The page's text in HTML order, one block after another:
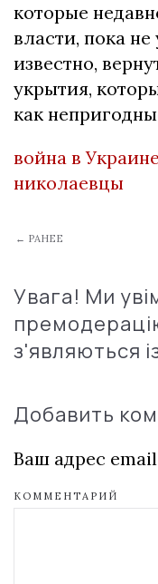
которые
власти, пока
известно,
укрытия,
как
война в Украине
николаевцы
← РАНЕЕ
Увага! Ми
з'являються
Добавить
Ваш адрес
КОММЕНТАРИЙ